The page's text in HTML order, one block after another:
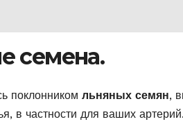
семена.
поклонником льняных семян,
в частности для ваших артерий.